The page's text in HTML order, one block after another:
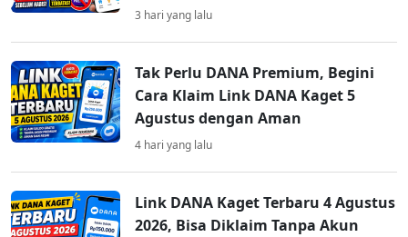
3 hari yang lalu
Tak Perlu DANA Premium, Begini
Cara Klaim Link DANA Kaget 5
Agustus dengan Aman
4 hari yang lalu
Link DANA Kaget Terbaru 4 Agustus
2026, Bisa Diklaim Tanpa Akun